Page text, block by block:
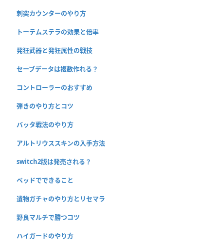
刺突カウンターのやり方
トーテムステラの効果と倍率
発狂武器と発狂属性の戦技
セーブデータは複数作れる？
コントローラーのおすすめ
弾きのやり方とコツ
バッタ戦法のやり方
アルトリウススキンの入手方法
switch2版は発売される？
ベッドでできること
遺物ガチャのやり方とリセマラ
野良マルチで勝つコツ
ハイガードのやり方